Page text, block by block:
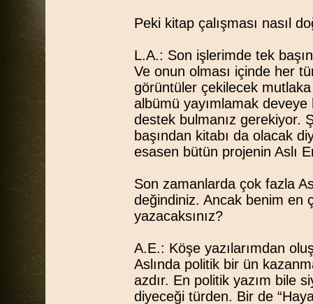
Peki kitap çalışması nasıl
L.A.: Son işlerimde tek
Ve onun olması içinde her
görüntüler çekilecek mutlaka
albümü yayımlamak
destek bulmanız gerekiyor.
başından kitabı da olacak
esasen bütün projenin Aslı
Son zamanlarda çok fazla
değindiniz. Ancak benim en
yazacaksınız?
A.E.: Köşe yazılarımdan
Aslında politik bir ün
azdır. En politik yazım bile
diyeceği türden. Bir de